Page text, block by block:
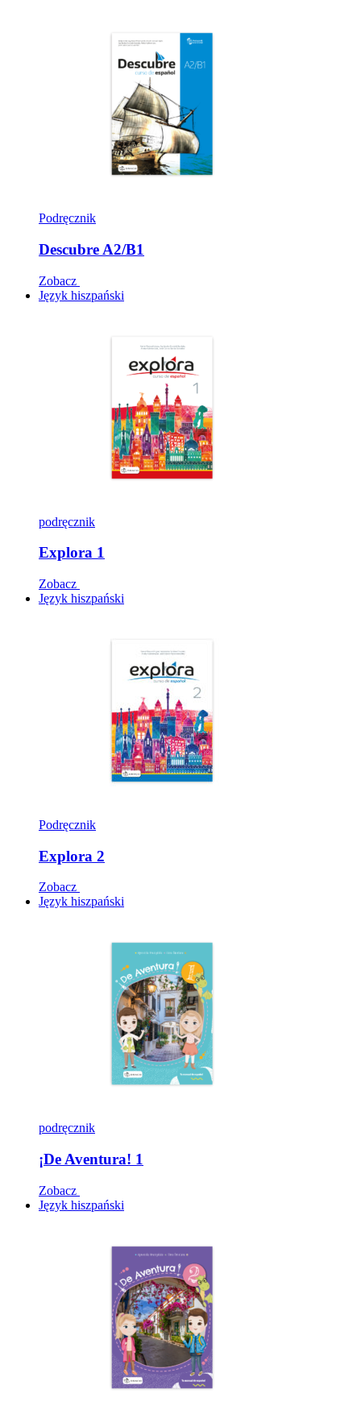
Podręcznik
Descubre A2/B1
Zobacz
Język hiszpański
podręcznik
Explora 1
Zobacz
Język hiszpański
Podręcznik
Explora 2
Zobacz
Język hiszpański
podręcznik
¡De Aventura! 1
Zobacz
Język hiszpański